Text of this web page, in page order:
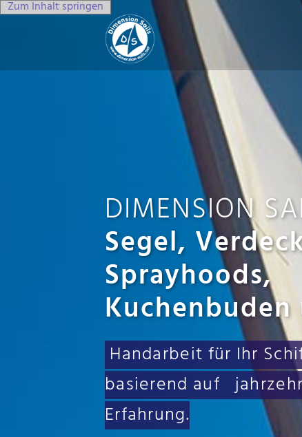
Zum Inhalt springen
DIMENSION
Segel,
Sprayhoods,
Handarbeit für Ihr
basierend auf
Erfahrung.